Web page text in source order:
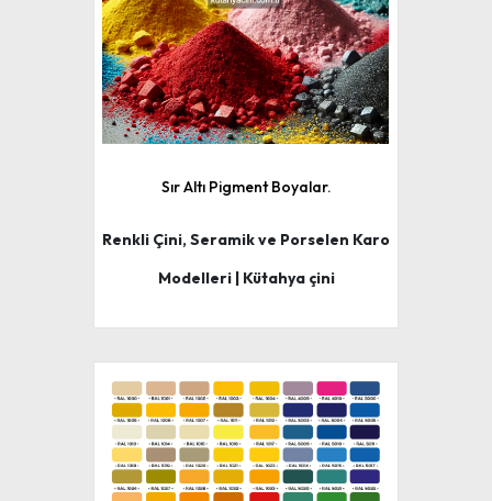
Sır Altı Pigment Boyalar.
Renkli Çini, Seramik ve Porselen Karo
Modelleri | Kütahya çini